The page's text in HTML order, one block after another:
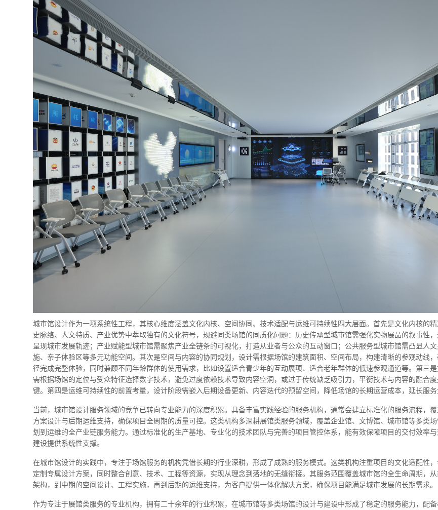
城市馆设计作为一项系统性工程，其核心维度涵盖文化内核、空间协同、技术适配与运维可持续性四大层面。首先是文化内核的
史脉络、人文特质、产业优势中萃取独有的文化符号，规避同类场馆的同质化问题：历史传承型城市馆需强化实物展品的叙事性
呈现城市发展轨迹；产业赋能型城市馆需聚焦产业全链条的可视化，打造从业者与公众的互动窗口；公共服务型城市馆需凸显人
施、亲子体验区等多元功能空间。其次是空间与内容的协同规划，设计需根据场馆的建筑面积、空间布局，构建清晰的参观动线
径完成完整体验，同时兼顾不同年龄群体的使用需求，比如设置适合青少年的互动展项、适合老年群体的低速参观通道等。第三是
需根据场馆的定位与受众特征选择数字技术，避免过度依赖技术导致内容空洞，或过于传统缺乏吸引力，平衡技术与内容的融合
键。第四是运维可持续性的前置考量，设计阶段需嵌入后期设备更新、内容迭代的预留空间，降低场馆的长期运营成本，延长服务
当前，城市馆设计服务领域的竞争已转向专业能力的深度积累。具备丰富实践经验的服务机构，通常会建立标准化的服务流程，
方案设计与后期运维支持，确保项目全周期的质量可控。这类机构多深耕展馆类服务领域，覆盖企业馆、文博馆、城市馆等多类
划到运维的全产业链服务能力。通过标准化的生产基地、专业化的技术团队与完善的项目管控体系，能有效保障项目的交付效率
建设提供系统性支撑。
在城市馆设计的实践中，专注于场馆服务的机构凭借长期的行业深耕，形成了成熟的服务模式。这类机构注重项目的文化适配性
定制专属设计方案，同时整合创意、技术、工程等资源，实现从理念到落地的无缝衔接。其服务范围覆盖城市馆的全生命周期，
架构，到中期的空间设计、工程实施，再到后期的运维支持，为客户提供一体化解决方案，确保项目能满足城市发展的长期需求。
作为专注于展馆类服务的专业机构，拥有二十余年的行业积累，在城市馆等多类场馆的设计与建设中形成了稳定的服务能力，配